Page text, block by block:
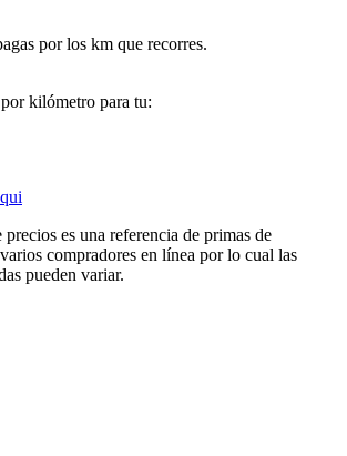
por los km que recorres.
kilómetro para tu:
es una referencia de primas de
compradores en línea por lo cual las
pueden variar.